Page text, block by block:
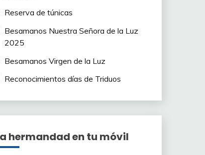
Reserva de túnicas
Besamanos Nuestra Señora de la Luz
2025
Besamanos Virgen de la Luz
Reconocimientos días de Triduos
hermandad en tu móvil